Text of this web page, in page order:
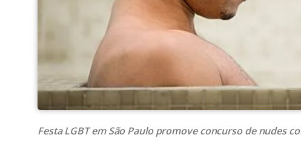
Festa LGBT em São Paulo promove concurso de nudes